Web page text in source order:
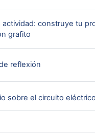
u
c
r
actividad: construye tu
grafito
reflexión
sobre el circuito